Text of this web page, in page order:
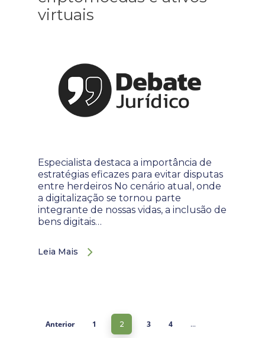
virtuais
Especialista destaca a importância de
estratégias eficazes para evitar disputas
entre herdeiros No cenário atual, onde
a digitalização se tornou parte
integrante de nossas vidas, a inclusão de
bens digitais…
Leia Mais
Anterior 1 2 3 4 …